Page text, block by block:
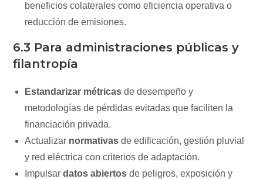
beneficios colaterales como eficiencia operativa o
reducción de emisiones.
6.3 Para administraciones públicas y
filantropía
Estandarizar métricas de desempeño y
metodologías de pérdidas evitadas que faciliten la
financiación privada.
Actualizar normativas de edificación, gestión pluvial
y red eléctrica con criterios de adaptación.
Impulsardatos abiertos de peligros, exposición y